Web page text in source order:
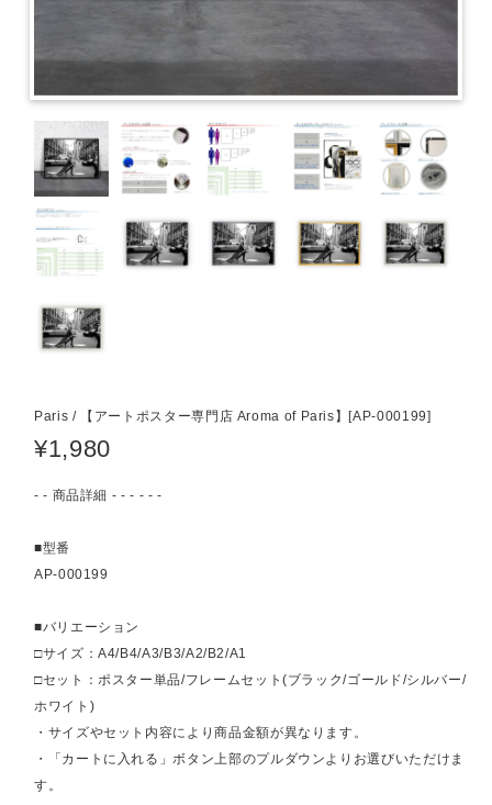
Paris / 【アートポスター専門店 Aroma of Paris】[AP-000199]
¥1,980
- - 商品詳細 - - - - - -
■型番
AP-000199
■バリエーション
□サイズ：A4/B4/A3/B3/A2/B2/A1
□セット：ポスター単品/フレームセット(ブラック/ゴールド/シルバー/
ホワイト)
・サイズやセット内容により商品金額が異なります。
・「カートに入れる」ボタン上部のプルダウンよりお選びいただけま
す。